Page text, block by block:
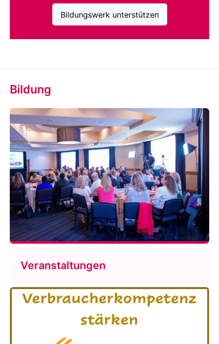
Bildungswerk unterstützen
Bildung
Veranstaltungen